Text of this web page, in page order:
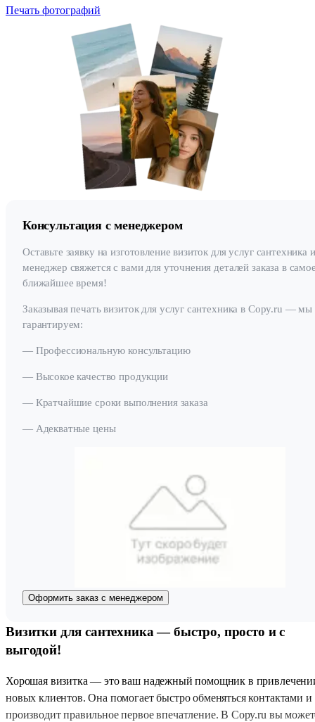
Печать фотографий
Консультация с менеджером
Оставьте заявку на изготовление визиток для услуг сантехника
менеджер свяжется с вами для уточнения деталей заказа в
ближайшее время!
Заказывая печать визиток для услуг сантехника в Copy.ru — мы
гарантируем:
— Профессиональную консультацию
— Высокое качество продукции
— Кратчайшие сроки выполнения заказа
— Адекватные цены
Оформить заказ с менеджером
Визитки для сантехника — быстро, просто и с
выгодой!
Хорошая визитка — это ваш надежный помощник в
новых клиентов. Она помогает быстро обменяться контактами и
производит правильное первое впечатление. В Copy.ru вы